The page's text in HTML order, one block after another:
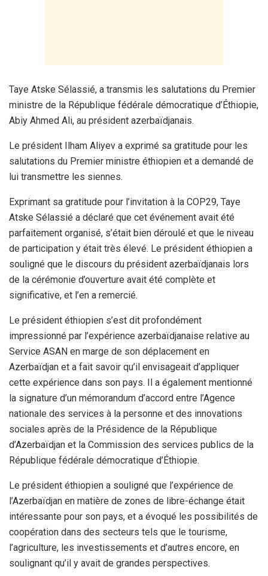
Taye Atske Sélassié, a transmis les salutations du Premier
ministre de la République fédérale démocratique d’Éthiopie,
Abiy Ahmed Ali, au président azerbaïdjanais.
Le président Ilham Aliyev a exprimé sa gratitude pour les
salutations du Premier ministre éthiopien et a demandé de
lui transmettre les siennes.
Exprimant sa gratitude pour l’invitation à la COP29, Taye
Atske Sélassié a déclaré que cet événement avait été
parfaitement organisé, s’était bien déroulé et que le niveau
de participation y était très élevé. Le président éthiopien a
souligné que le discours du président azerbaïdjanais lors
de la cérémonie d’ouverture avait été complète et
significative, et l’en a remercié.
Le président éthiopien s’est dit profondément
impressionné par l’expérience azerbaïdjanaise relative au
Service ASAN en marge de son déplacement en
Azerbaïdjan et a fait savoir qu’il envisageait d’appliquer
cette expérience dans son pays. Il a également mentionné
la signature d’un mémorandum d’accord entre l’Agence
nationale des services à la personne et des innovations
sociales après de la Présidence de la République
d’Azerbaïdjan et la Commission des services publics de la
République fédérale démocratique d’Éthiopie.
Le président éthiopien a souligné que l’expérience de
l’Azerbaïdjan en matière de zones de libre-échange était
intéressante pour son pays, et a évoqué les possibilités de
coopération dans des secteurs tels que le tourisme,
l’agriculture, les investissements et d’autres encore, en
soulignant qu’il y avait de grandes perspectives.